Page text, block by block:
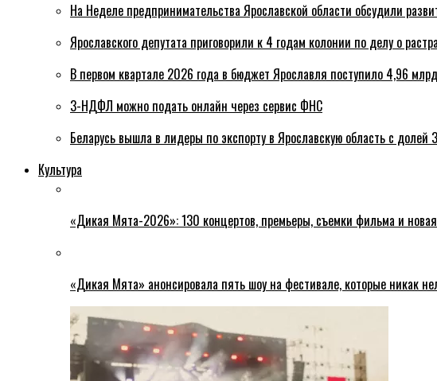
На Неделе предпринимательства Ярославской области обсудили
Ярославского депутата приговорили к 4 годам колонии по делу о
В первом квартале 2026 года в бюджет Ярославля поступило 4,96
3-НДФЛ можно подать онлайн через сервис ФНС
Беларусь вышла в лидеры по экспорту в Ярославскую область с долей
Культура
«Дикая Мята-2026»: 130 концертов, премьеры, съемки фильма и
«Дикая Мята» анонсировала пять шоу на фестивале, которые никак